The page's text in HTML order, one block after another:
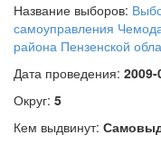
Название выборов:
самоуправления
района Пензенской
Дата проведения: 2009-
Округ: 5
Кем выдвинут: